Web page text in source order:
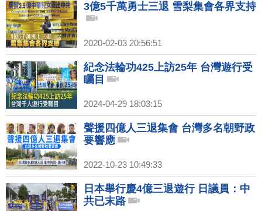
3億5千萬勇士三退 雪梨集會各界支持
2020-02-03 20:56:51
紀念法輪功425上訪25年 台灣遊行受
矚目
2024-04-29 18:03:15
聲援四億人三退集會 台灣多名朝野政
要響應
2022-10-23 10:49:33
日本舉行慶4億三退遊行 日議員：中
共已末路